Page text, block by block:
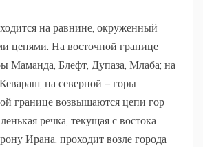
на равнине, окруженный
цепями. На восточной границе
Маманда, Блефт, Дупаза, Млаба; на
на северной – горы
границе возвышаются цепи гор
речка, текущая с востока
Ирана, проходит возле города